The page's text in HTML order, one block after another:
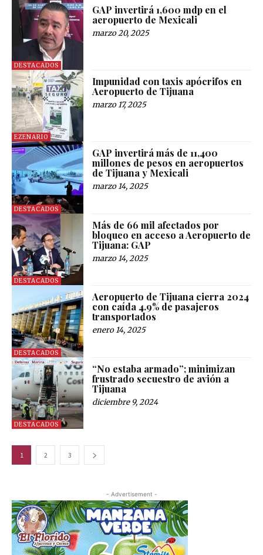
DESTACADOS
GAP invertirá 1,600 mdp en el
aeropuerto de Mexicali
marzo 20, 2025
EZENARIO
Impunidad con taxis apócrifos en
Aeropuerto de Tijuana
marzo 17, 2025
DESTACADOS
GAP invertirá más de 11,400
millones de pesos en aeropuertos
de Tijuana y Mexicali
marzo 14, 2025
DESTACADOS
Más de 66 mil afectados por
bloqueo en acceso a Aeropuerto de
Tijuana: GAP
marzo 14, 2025
DESTACADOS
Aeropuerto de Tijuana cierra 2024
con caída 4.9% de pasajeros
transportados
enero 14, 2025
DESTACADOS
“No estaba armado”; minimizan
frustrado secuestro de avión a
Tijuana
diciembre 9, 2024
1 2 3
- Advertisement -